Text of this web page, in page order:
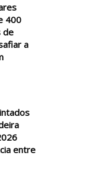
400
de
a
entre